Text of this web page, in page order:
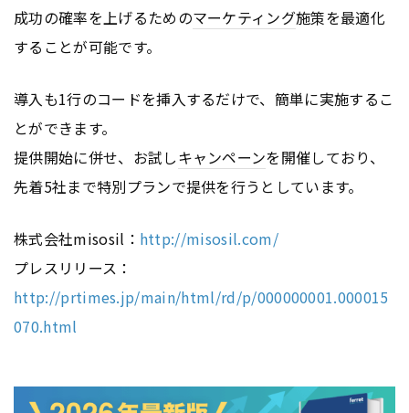
成功の確率を上げるためのマーケティング施策を最適化
することが可能です。
導入も1行のコードを挿入するだけで、簡単に実施するこ
とができます。
提供開始に併せ、お試しキャンペーンを開催しており、
先着5社まで特別プランで提供を行うとしています。
株式会社misosil： http://misosil.com/
プレスリリース：
http://prtimes.jp/main/html/rd/p/000000001.000015
070.html